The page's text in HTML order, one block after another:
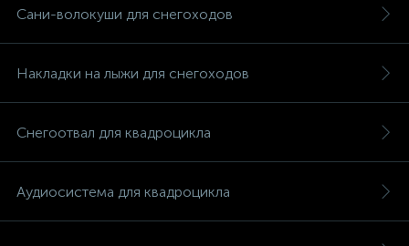
Сани-волокуши для снегоходов
Накладки на лыжи для снегоходов
Снегоотвал для квадроцикла
Аудиосистема для квадроцикла